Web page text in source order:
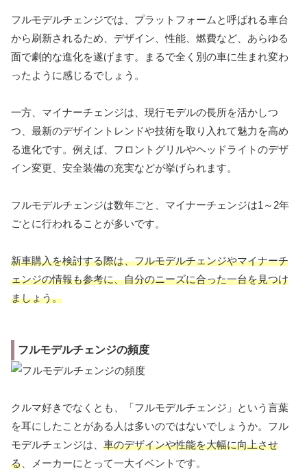
フルモデルチェンジでは、プラットフォームと呼ばれる車台
から刷新されるため、デザイン、性能、燃費など、あらゆる
面で劇的な進化を遂げます。まるで全く別の車に生まれ変わ
ったように感じるでしょう。
一方、マイナーチェンジは、現行モデルの長所を活かしつ
つ、最新のデザイントレンドや技術を取り入れて魅力を高め
る進化です。例えば、フロントグリルやヘッドライトのデザ
イン変更、安全装備の充実などが挙げられます。
フルモデルチェンジは数年ごと、マイナーチェンジは1～2年
ごとに行われることが多いです。
新車購入を検討する際は、フルモデルチェンジやマイナーチ
ェンジの情報も参考に、自分のニーズに合った一台を見つけ
ましょう。
フルモデルチェンジの頻度
クルマ好きでなくとも、「フルモデルチェンジ」という言葉
を耳にしたことがある人は多いのではないでしょうか。フル
モデルチェンジは、 車のデザインや性能を大幅に向上させ
る 、メーカーにとって一大イベントです。